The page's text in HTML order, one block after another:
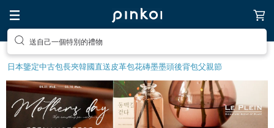
送自己一個特別的禮物
日本鑒定中古包長夾韓國直送皮革包花磚墨墨頭後背包父親節